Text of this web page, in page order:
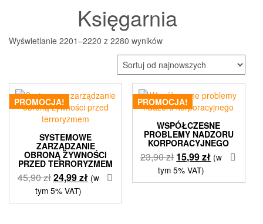
Księgarnia
Wyświetlanie 2201–2220 z 2280 wynikówPosortowane
według
najnowszych
PROMOCJA!
SYSTEMOWE
ZARZĄDZANIE
OBRONĄ ŻYWNOŚCI
PRZED TERRORYZMEM
45,90złPierwotna
cena
wynosiła:
24,99złAktualna
wynosi:
(w
tym 5% VAT)
PROMOCJA!
WSPÓŁCZESNE
PROBLEMY NADZORU
KORPORACYJNEGO
23,90zł Pierwotna
cena
wynosiła:
15,99złAktualna
wynosi:
(w
tym 5% VAT)